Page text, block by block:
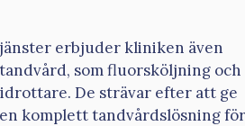
erbjuder kliniken även
som fluorsköljning och
De strävar efter att ge
komplett tandvårdslösning för